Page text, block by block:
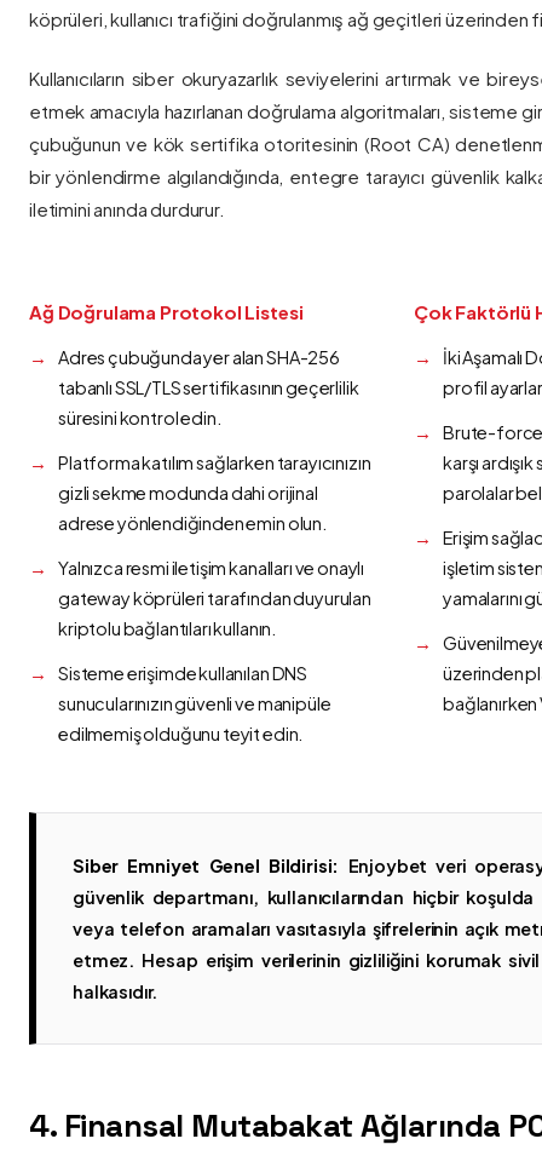
köprüleri, kullanıcı trafiğini doğrulanmış ağ geçitleri üzerinden
Kullanıcıların siber okuryazarlık seviyelerini artırmak ve
etmek amacıyla hazırlanan doğrulama algoritmaları, sisteme
çubuğunun ve kök sertifika otoritesinin (Root CA)
bir yönlendirme algılandığında, entegre tarayıcı güvenlik
iletimini anında durdurur.
Ağ Doğrulama Protokol Listesi
Adres çubuğunda yer alan SHA-256
tabanlı SSL/TLS sertifikasının geçerlilik
süresini kontrol edin.
Platforma katılım sağlarken tarayıcınızın
gizli sekme modunda dahi orijinal
adrese yönlendiğinden emin olun.
Yalnızca resmi iletişim kanalları ve onaylı
gateway köprüleri tarafından duyurulan
kriptolu bağlantıları kullanın.
Sisteme erişimde kullanılan DNS
sunucularınızın güvenli ve manipüle
edilmemiş olduğunu teyit edin.
Çok Faktörlü
İki Aşamalı
profil
Brute-force
karşı
parolalar
Erişim
işletim
yamalarını
üzerinden
bağlanırken
Siber Emniyet Genel Bildirisi:
Enjoybet veri
güvenlik departmanı, kullanıcılarından hiçbir
veya telefon aramaları vasıtasıyla şifrelerinin açık
etmez. Hesap erişim verilerinin gizliliğini korumak
halkasıdır.
4. Finansal Mutabakat Ağlarında